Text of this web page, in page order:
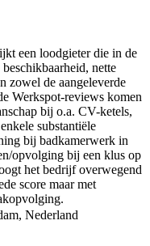
een loodgieter die in de
nette
zowel de aangeleverde
Werkspot-reviews komen
bij o.a. CV-ketels,
substantiële
bij badkamerwerk in
opvolging bij een klus op
het bedrijf overwegend
score maar met
Nederland